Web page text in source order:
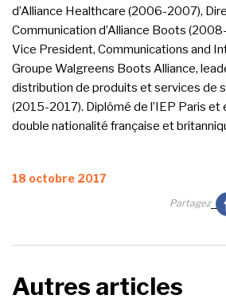
d’Alliance Healthcare (2006-2007),
Communication d’Alliance Boots
Vice President, Communications and
Groupe Walgreens Boots Alliance,
distribution de produits et services de
(2015-2017). Diplômé de l’IEP Paris et
double nationalité française et
Publié
18 octobre 2017
Partagez
Autres articles